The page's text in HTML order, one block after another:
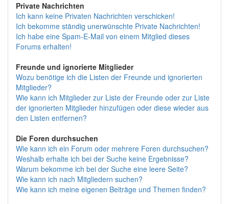
Private Nachrichten
Ich kann keine Privaten Nachrichten verschicken!
Ich bekomme ständig unerwünschte Private Nachrichten!
Ich habe eine Spam-E-Mail von einem Mitglied dieses
Forums erhalten!
Freunde und ignorierte Mitglieder
Wozu benötige ich die Listen der Freunde und ignorierten
Mitglieder?
Wie kann ich Mitglieder zur Liste der Freunde oder zur Liste
der ignorierten Mitglieder hinzufügen oder diese wieder aus
den Listen entfernen?
Die Foren durchsuchen
Wie kann ich ein Forum oder mehrere Foren durchsuchen?
Weshalb erhalte ich bei der Suche keine Ergebnisse?
Warum bekomme ich bei der Suche eine leere Seite?
Wie kann ich nach Mitgliedern suchen?
Wie kann ich meine eigenen Beiträge und Themen finden?